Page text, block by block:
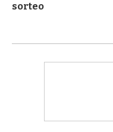
sorteo